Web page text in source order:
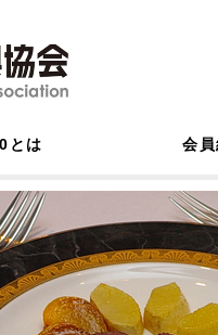
とは 会